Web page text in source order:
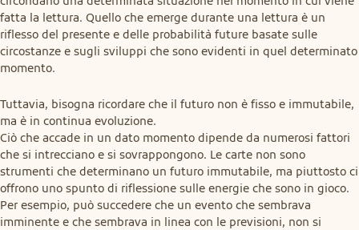
fatta la lettura. Quello che emerge durante una lettura è un
riflesso del presente e delle probabilità future basate sulle
circostanze e sugli sviluppi che sono evidenti in quel determinato
momento.
Tuttavia, bisogna ricordare che il futuro non è fisso e immutabile,
ma è in continua evoluzione.
Ciò che accade in un dato momento dipende da numerosi fattori
che si intrecciano e si sovrappongono. Le carte non sono
strumenti che determinano un futuro immutabile, ma piuttosto ci
offrono uno spunto di riflessione sulle energie che sono in gioco.
Per esempio, può succedere che un evento che sembrava
imminente e che sembrava in linea con le previsioni, non si